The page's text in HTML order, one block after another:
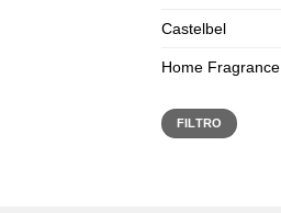
Castelbel
Home Fragrance
FILTRO